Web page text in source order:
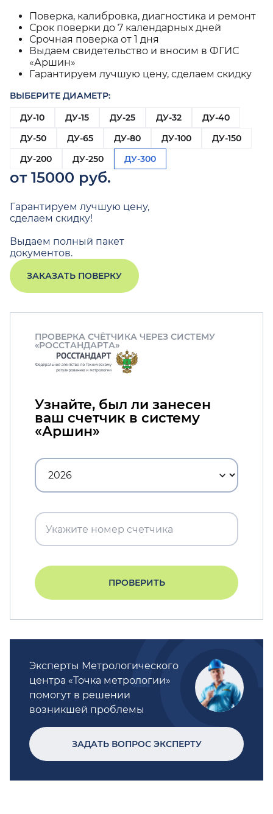
Поверка, калибровка, диагностика и ремонт
Срок поверки до 7 календарных дней
Срочная поверка от 1 дня
Выдаем свидетельство и вносим в ФГИС
«Аршин»
Гарантируем лучшую цену, сделаем скидку
ВЫБЕРИТЕ ДИАМЕТР:
ДУ-10
ДУ-15 ДУ-25 ДУ-32
ДУ-40
ДУ-50
ДУ-65 ДУ-80 ДУ-100
ДУ-150
ДУ-200
ДУ-250 ДУ-300
от 15000 руб.
Гарантируем лучшую цену,
сделаем скидку!
Выдаем полный пакет
документов.
ЗАКАЗАТЬ ПОВЕРКУ
ПРОВЕРКА СЧЁТЧИКА ЧЕРЕЗ СИСТЕМУ
«РОССТАНДАРТА»
Узнайте, был ли занесен
ваш счетчик в систему
«Аршин»
ПРОВЕРИТЬ
Эксперты Метрологического
центра «Точка метрологии»
помогут в решении
возникшей проблемы
ЗАДАТЬ ВОПРОС ЭКСПЕРТУ